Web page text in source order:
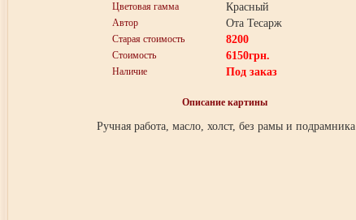
Цветовая гамма Красный
Автор Ота Тесарж
Старая стоимость 8200
Стоимость 6150грн.
Наличие Под заказ
Описание картины
Ручная работа, масло, холст, без рамы и подрамника